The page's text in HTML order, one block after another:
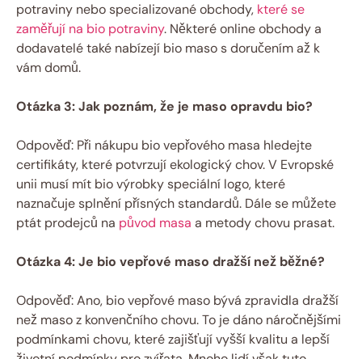
potraviny ‌nebo specializované obchody, které se
zaměřují na bio potraviny. Některé online ‍obchody a
dodavatelé také nabízejí bio maso s doručením až⁤ k
vám domů.
Otázka 3:‌ Jak poznám,⁢ že je maso opravdu ⁣bio?
Odpověď: Při nákupu bio vepřového masa hledejte
⁣certifikáty, které potvrzují ekologický chov. V Evropské
unii musí mít bio výrobky speciální logo, které ​
naznačuje‌ splnění přísných standardů. Dále se můžete
ptát ⁤prodejců na původ masa ‍ a ‍metody​ chovu prasat.
Otázka 4: Je bio vepřové maso dražší než běžné?
Odpověď: Ano, bio vepřové maso ‍bývá zpravidla⁤ dražší
než maso z konvenčního chovu.⁤ To je ‌dáno náročnějšími
podmínkami ‍chovu, které zajišťují vyšší kvalitu a lepší⁤